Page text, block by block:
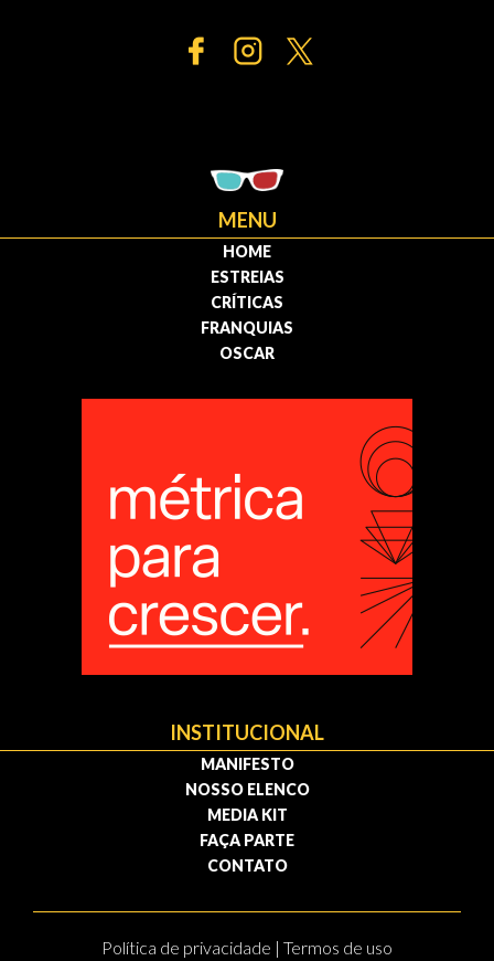
MENU
HOME
ESTREIAS
CRÍTICAS
FRANQUIAS
OSCAR
INSTITUCIONAL
MANIFESTO
NOSSO ELENCO
MEDIA KIT
FAÇA PARTE
CONTATO
Política de privacidade | Termos de uso